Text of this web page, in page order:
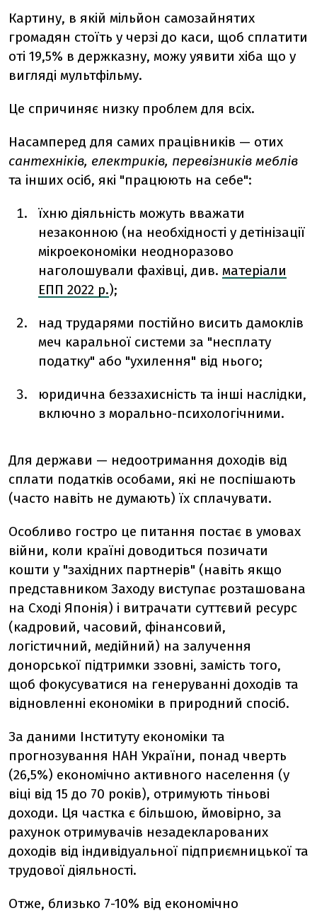
Картину, в якій мільйон самозайнятих
громадян стоїть у черзі до каси, щоб сплатити
оті 19,5% в держказну, можу уявити хіба що у
вигляді мультфільму.
Це спричиняє низку проблем для всіх.
Насамперед для самих працівників — отих
сантехніків, електриків, перевізників меблів
та інших осіб, які "працюють на себе":
їхню діяльність можуть вважати
незаконною (на необхідності у детінізації
мікроекономіки неодноразово
наголошували фахівці, див. матеріали
ЕПП 2022 р.);
над трударями постійно висить дамоклів
меч каральної системи за "несплату
податку" або "ухилення" від нього;
юридична беззахисність та інші наслідки,
включно з морально-психологічними.
Для держави — недоотримання доходів від
сплати податків особами, які не поспішають
(часто навіть не думають) їх сплачувати.
Особливо гостро це питання постає в умовах
війни, коли країні доводиться позичати
кошти у "західних партнерів" (навіть якщо
представником Заходу виступає розташована
на Сході Японія) і витрачати суттєвий ресурс
(кадровий, часовий, фінансовий,
логістичний, медійний) на залучення
донорської підтримки ззовні, замість того,
щоб фокусуватися на генеруванні доходів та
відновленні економіки в природний спосіб.
За даними Інституту економіки та
прогнозування НАН України, понад чверть
(26,5%) економічно активного населення (у
віці від 15 до 70 років), отримують тіньові
доходи. Ця частка є більшою, ймовірно, за
рахунок отримувачів незадекларованих
доходів від індивідуальної підприємницької та
трудової діяльності.
Отже, близько 7-10% від економічно